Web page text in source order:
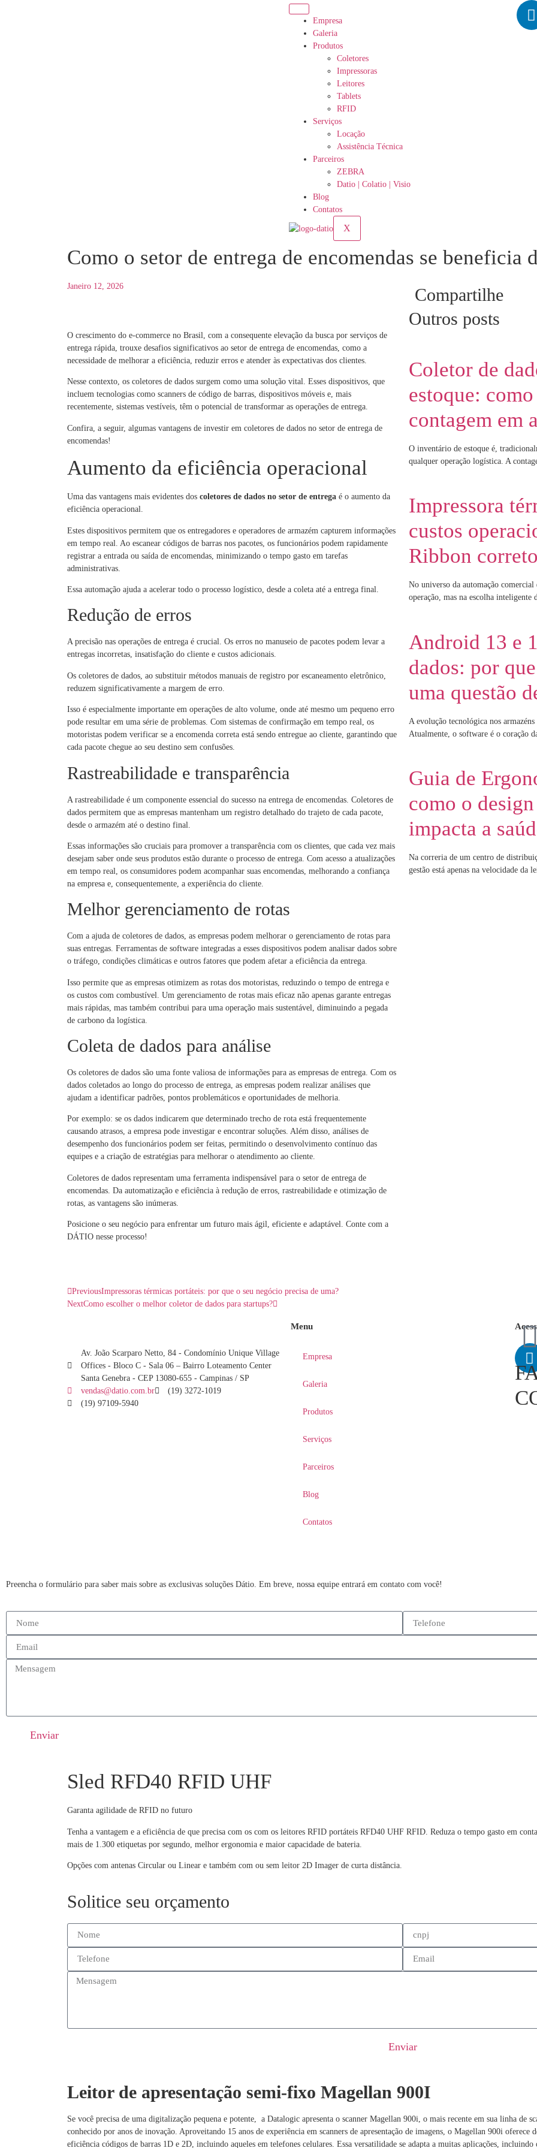
Empresa
Galeria
Produtos
Coletores
Impressoras
Leitores
Tablets
RFID
Serviços
Locação
Assistência Técnica
Parceiros
ZEBRA
Datio | Colatio | Visio
Blog
Contatos
X
Como o setor de entrega de encomendas se beneficia
Janeiro 12, 2026
O crescimento do e-commerce no Brasil, com a consequente elevação da busca por serviços de
entrega rápida, trouxe desafios significativos ao setor de entrega de encomendas, como a
necessidade de melhorar a eficiência, reduzir erros e atender às expectativas dos clientes.
Nesse contexto, os coletores de dados surgem como uma solução vital. Esses dispositivos, que
incluem tecnologias como scanners de código de barras, dispositivos móveis e, mais
recentemente, sistemas vestíveis, têm o potencial de transformar as operações de entrega.
Confira, a seguir, algumas vantagens de investir em coletores de dados no setor de entrega de
encomendas!
Aumento da eficiência operacional
Uma das vantagens mais evidentes dos coletores de dados no setor de entrega é o aumento da
eficiência operacional.
Estes dispositivos permitem que os entregadores e operadores de armazém capturem informações
em tempo real. Ao escanear códigos de barras nos pacotes, os funcionários podem rapidamente
registrar a entrada ou saída de encomendas, minimizando o tempo gasto em tarefas
administrativas.
Essa automação ajuda a acelerar todo o processo logístico, desde a coleta até a entrega final.
Redução de erros
A precisão nas operações de entrega é crucial. Os erros no manuseio de pacotes podem levar a
entregas incorretas, insatisfação do cliente e custos adicionais.
Os coletores de dados, ao substituir métodos manuais de registro por escaneamento eletrônico,
reduzem significativamente a margem de erro.
Isso é especialmente importante em operações de alto volume, onde até mesmo um pequeno erro
pode resultar em uma série de problemas. Com sistemas de confirmação em tempo real, os
motoristas podem verificar se a encomenda correta está sendo entregue ao cliente, garantindo que
cada pacote chegue ao seu destino sem confusões.
Rastreabilidade e transparência
A rastreabilidade é um componente essencial do sucesso na entrega de encomendas. Coletores de
dados permitem que as empresas mantenham um registro detalhado do trajeto de cada pacote,
desde o armazém até o destino final.
Essas informações são cruciais para promover a transparência com os clientes, que cada vez mais
desejam saber onde seus produtos estão durante o processo de entrega. Com acesso a atualizações
em tempo real, os consumidores podem acompanhar suas encomendas, melhorando a confiança
na empresa e, consequentemente, a experiência do cliente.
Melhor gerenciamento de rotas
Com a ajuda de coletores de dados, as empresas podem melhorar o gerenciamento de rotas para
suas entregas. Ferramentas de software integradas a esses dispositivos podem analisar dados sobre
o tráfego, condições climáticas e outros fatores que podem afetar a eficiência da entrega.
Isso permite que as empresas otimizem as rotas dos motoristas, reduzindo o tempo de entrega e
os custos com combustível. Um gerenciamento de rotas mais eficaz não apenas garante entregas
mais rápidas, mas também contribui para uma operação mais sustentável, diminuindo a pegada
de carbono da logística.
Coleta de dados para análise
Os coletores de dados são uma fonte valiosa de informações para as empresas de entrega. Com os
dados coletados ao longo do processo de entrega, as empresas podem realizar análises que
ajudam a identificar padrões, pontos problemáticos e oportunidades de melhoria.
Por exemplo: se os dados indicarem que determinado trecho de rota está frequentemente
causando atrasos, a empresa pode investigar e encontrar soluções. Além disso, análises de
desempenho dos funcionários podem ser feitas, permitindo o desenvolvimento contínuo das
equipes e a criação de estratégias para melhorar o atendimento ao cliente.
Coletores de dados representam uma ferramenta indispensável para o setor de entrega de
encomendas. Da automatização e eficiência à redução de erros, rastreabilidade e otimização de
rotas, as vantagens são inúmeras.
Posicione o seu negócio para enfrentar um futuro mais ágil, eficiente e adaptável. Conte com a
DÁTIO nesse processo!
Compartilhe
Outros posts
Coletor de
estoque:
contagem em
O inventário de estoque é,
qualquer operação logística. A
Impressora
custos
Ribbon
No universo da automação comercial
operação, mas na escolha inteligente
Android 13 e
dados: por
uma questão
A evolução tecnológica nos
Atualmente, o software é o coração
Guia de
como o
impacta a
Na correria de um centro de
gestão está apenas na velocidade da
PreviousImpressoras térmicas portáteis: por que o seu negócio precisa de uma?
NextComo escolher o melhor coletor de dados para startups?
Av. João Scarparo Netto, 84 - Condomínio Unique Village
Offices - Bloco C - Sala 06 – Bairro Loteamento Center
Santa Genebra - CEP 13080-655 - Campinas / SP
vendas@datio.com.br
(19) 3272-1019
(19) 97109-5940
Menu
Empresa
Galeria
Produtos
Serviços
Parceiros
Blog
Contatos
Preencha o formulário para saber mais sobre as exclusivas soluções Dátio. Em breve, nossa equipe entrará em contato com você!
Enviar
Sled RFD40 RFID UHF
Garanta agilidade de RFID no futuro
Tenha a vantagem e a eficiência de que precisa com os com os leitores RFID portáteis RFD40 UHF RFID. Reduza o tempo gasto em
mais de 1.300 etiquetas por segundo, melhor ergonomia e maior capacidade de bateria.
Opções com antenas Circular ou Linear e também com ou sem leitor 2D Imager de curta distância.
Solitice seu orçamento
Enviar
Leitor de apresentação semi-fixo Magellan 900I
Se você precisa de uma digitalização pequena e potente, a Datalogic apresenta o scanner Magellan 900i, o mais recente em sua linha de
conhecido por anos de inovação. Aproveitando 15 anos de experiência em scanners de apresentação de imagens, o Magellan 900i oferece
eficiência códigos de barras 1D e 2D, incluindo aqueles em telefones celulares. Essa versatilidade se adapta a muitas aplicações,